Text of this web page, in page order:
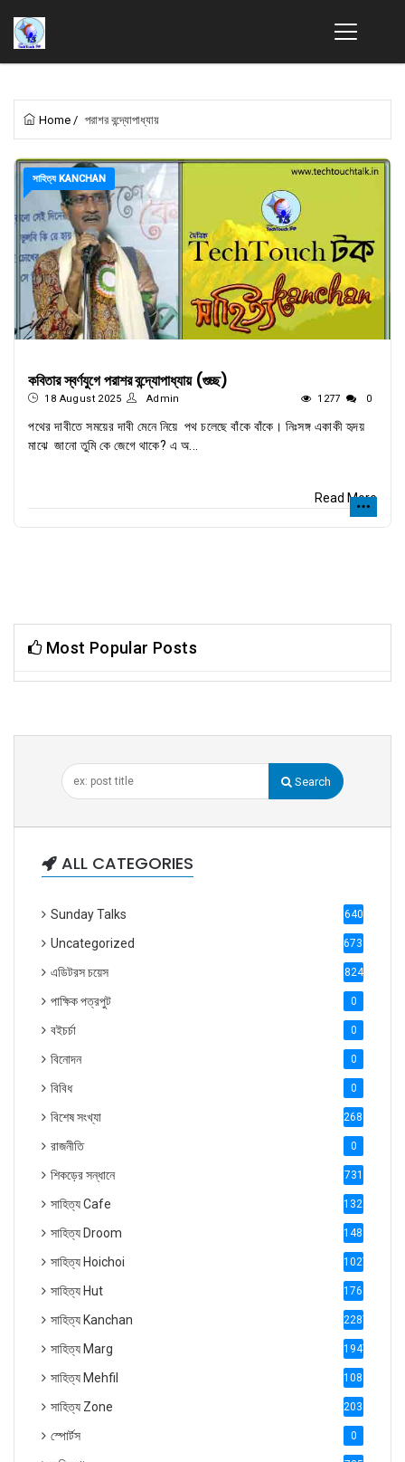
Home / পরাশর বন্দ্যোপাধ্যায়
সাহিত্য KANCHAN
কবিতার স্বর্ণযুগে পরাশর বন্দ্যোপাধ্যায় (গুচ্ছ)
18 August 2025 Admin 1277 0
পথের দাবীতে সময়ের দাবী মেনে নিয়ে পথ চলেছে বাঁকে বাঁকে। নিঃসঙ্গ একাকী হৃদয়
মাঝে জানো তুমি কে জেগে থাকে? এ অ...
Read More
Most Popular Posts
Search
ALL CATEGORIES
Sunday Talks 640
Uncategorized 6738
এডিটরস চয়েস 824
পাক্ষিক পত্রপুট 0
বইচর্চা 0
বিনোদন 0
বিবিধ 0
বিশেষ সংখ্যা 2686
রাজনীতি 0
শিকড়ের সন্ধানে 731
সাহিত্য Cafe 1321
সাহিত্য Droom 1488
সাহিত্য Hoichoi 1027
সাহিত্য Hut 1769
সাহিত্য Kanchan 2287
সাহিত্য Marg 1947
সাহিত্য Mehfil 1088
সাহিত্য Zone 2035
স্পোর্টস 0